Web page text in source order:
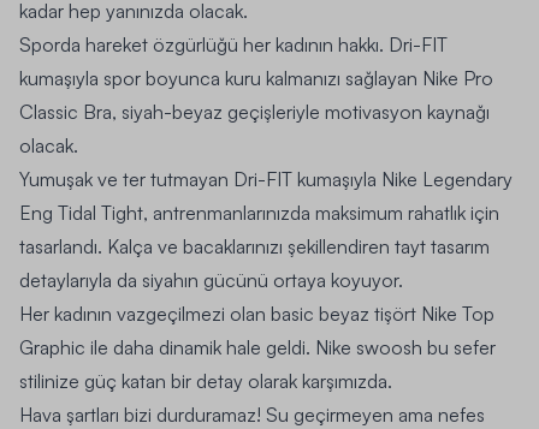
kadar hep yanınızda olacak.
Sporda hareket özgürlüğü her kadının hakkı. Dri-FIT
kumaşıyla spor boyunca kuru kalmanızı sağlayan Nike Pro
Classic Bra, siyah-beyaz geçişleriyle motivasyon kaynağı
olacak.
Yumuşak ve ter tutmayan Dri-FIT kumaşıyla Nike Legendary
Eng Tidal Tight, antrenmanlarınızda maksimum rahatlık için
tasarlandı. Kalça ve bacaklarınızı şekillendiren tayt tasarım
detaylarıyla da siyahın gücünü ortaya koyuyor.
Her kadının vazgeçilmezi olan basic beyaz tişört Nike Top
Graphic ile daha dinamik hale geldi. Nike swoosh bu sefer
stilinize güç katan bir detay olarak karşımızda.
Hava şartları bizi durduramaz! Su geçirmeyen ama nefes